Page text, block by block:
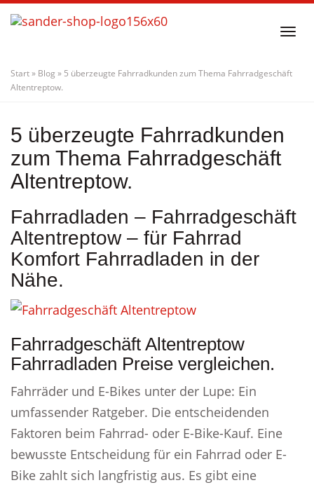
Skip
to
content
Start» Blog » 5 überzeugte Fahrradkunden zum Thema Fahrradgeschäft
Altentreptow.
5 überzeugte Fahrradkunden
zum Thema Fahrradgeschäft
Altentreptow.
Fahrradladen – Fahrradgeschäft
Altentreptow – für Fahrrad
Komfort Fahrradladen in der
Nähe.
Fahrradgeschäft Altentreptow
Fahrradladen Preise vergleichen.
Fahrräder und E-Bikes unter der Lupe: Ein
umfassender Ratgeber. Die entscheidenden
Faktoren beim Fahrrad- oder E-Bike-Kauf. Eine
bewusste Entscheidung für ein Fahrrad oder E-
Bike zahlt sich langfristig aus. Es gibt eine